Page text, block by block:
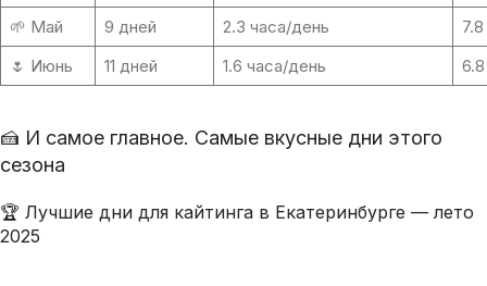
🌱 Май
9 дней 2.3 часа/день
🌷 Июнь
11 дней 1.6 часа/день
🍰 И самое главное. Самые вкусные дни этого
сезона
🏆 Лучшие дни для кайтинга в Екатеринбурге — лето
2025